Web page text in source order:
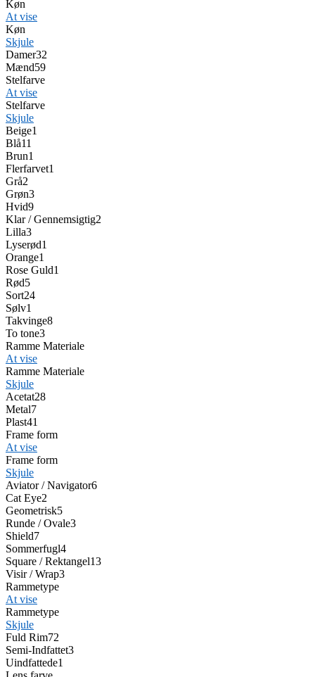
Køn
At vise
Køn
Skjule
Damer32
Mænd59
Stelfarve
At vise
Stelfarve
Skjule
Beige1
Blå11
Brun1
Flerfarvet1
Grå2
Grøn3
Hvid9
Klar / Gennemsigtig2
Lilla3
Lyserød1
Orange1
Rose Guld1
Rød5
Sort24
Sølv1
Takvinge8
To tone3
Ramme Materiale
At vise
Ramme Materiale
Skjule
Acetat28
Metal7
Plast41
Frame form
At vise
Frame form
Skjule
Aviator / Navigator6
Cat Eye2
Geometrisk5
Runde / Ovale3
Shield7
Sommerfugl4
Square / Rektangel13
Visir / Wrap3
Rammetype
At vise
Rammetype
Skjule
Fuld Rim72
Semi-Indfattet3
Uindfattede1